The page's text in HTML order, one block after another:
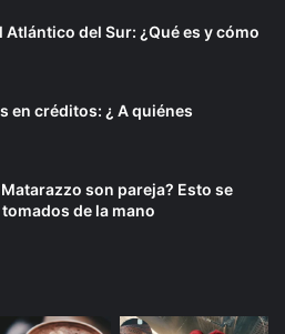
del Sur: ¿Qué es y cómo
en créditos: ¿ A quiénes
son pareja? Esto se
de la mano